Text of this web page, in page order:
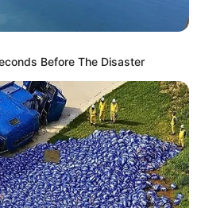
Before The Disaster